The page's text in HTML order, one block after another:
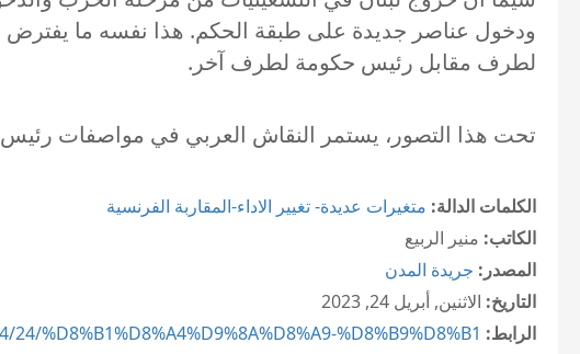
ودخول عناصر جديدة على طبقة الحكم. هذا نفسه ما
لطرف مقابل رئيس حكومة لطرف آخر.
تحت هذا التصور، يستمر النقاش العربي في مواصفات رئيس
الكلمات الدالة: متغيرات عديدة- تغيير الاداء-المقاربة الفرنسية
الكاتب: منير الربيع
المصدر: جريدة المدن
التاريخ: الاثنين, أبريل 24, 2023
الرابط: %D8%B9%D8%B1...